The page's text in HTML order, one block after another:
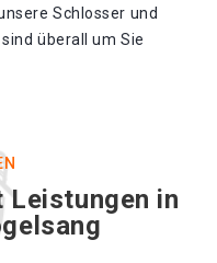
Schlosser und
überall um Sie
in